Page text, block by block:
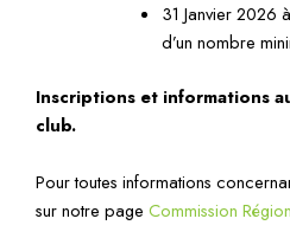
31 Janvier 2026
d’un nombre
Inscriptions et informations
club.
Pour toutes informations
sur notre page Commission